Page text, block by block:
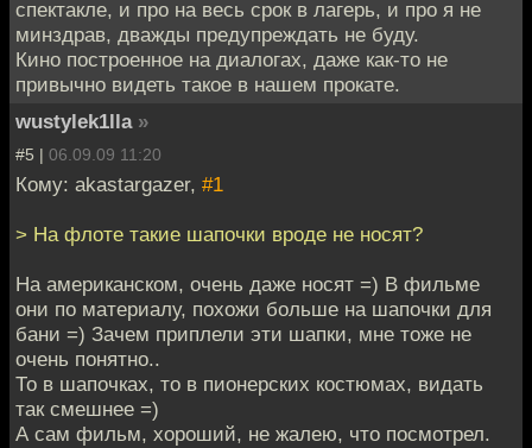
спектакле, и про на весь срок в лагерь, и про я не
минздрав, дважды предупреждать не буду.
Кино построенное на диалогах, даже как-то не
привычно видеть такое в нашем прокате.
wustylek1lla »
#5 | 06.09.09 11:20
Кому: akastargazer, #1
> На флоте такие шапочки вроде не носят?
На американском, очень даже носят =) В фильме
они по материалу, похожи больше на шапочки для
бани =) Зачем приплели эти шапки, мне тоже не
очень понятно..
То в шапочках, то в пионерских костюмах, видать
так смешнее =)
А сам фильм, хороший, не жалею, что посмотрел.